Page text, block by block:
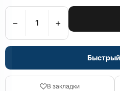
− +
Быстрый
В закладки